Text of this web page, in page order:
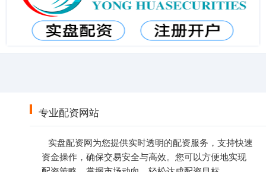
专业配资网站
实盘配资网为您提供实时透明的配资服务，支持快速
资金操作，确保交易安全与高效。您可以方便地实现